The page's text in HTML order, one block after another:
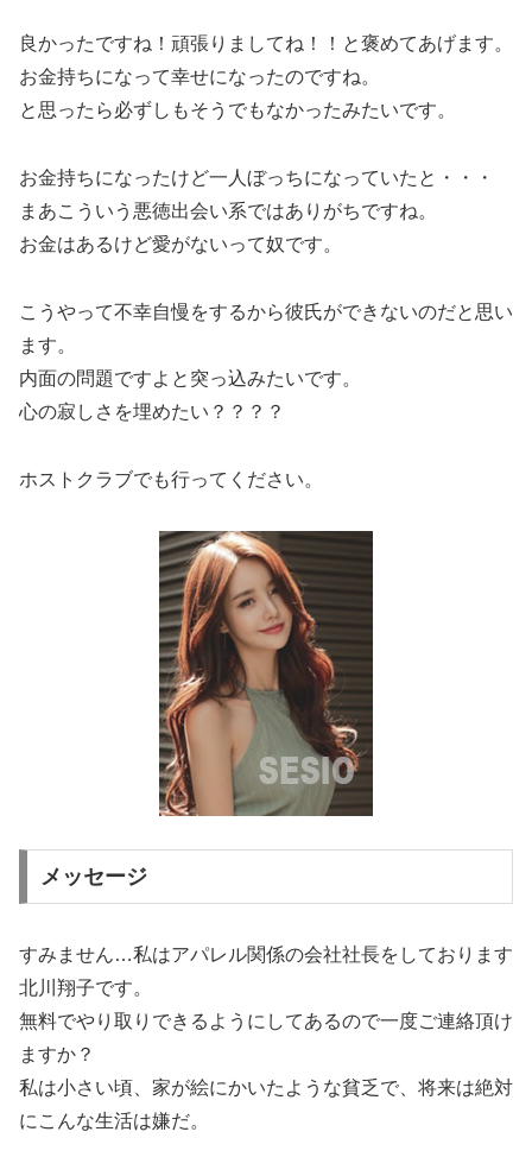
良かったですね！頑張りましてね！！と褒めてあげます。
お金持ちになって幸せになったのですね。
と思ったら必ずしもそうでもなかったみたいです。
お金持ちになったけど一人ぼっちになっていたと・・・
まあこういう悪徳出会い系ではありがちですね。
お金はあるけど愛がないって奴です。
こうやって不幸自慢をするから彼氏ができないのだと思い
ます。
内面の問題ですよと突っ込みたいです。
心の寂しさを埋めたい？？？？
ホストクラブでも行ってください。
メッセージ
すみません…私はアパレル関係の会社社長をしております
北川翔子です。
無料でやり取りできるようにしてあるので一度ご連絡頂け
ますか？
私は小さい頃、家が絵にかいたような貧乏で、将来は絶対
にこんな生活は嫌だ。